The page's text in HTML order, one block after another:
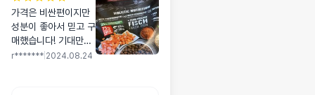
가격은 비싼편이지만
성분이 좋아서 믿고 구
매했습니다! 기대만큼
은 아니지만 그래도 잘
r******* 2024.08.24